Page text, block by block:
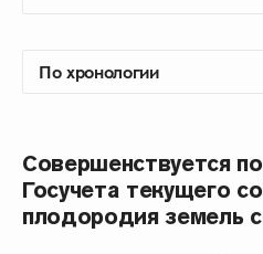
Совершенствуется
Госучета текущего
плодородия земель